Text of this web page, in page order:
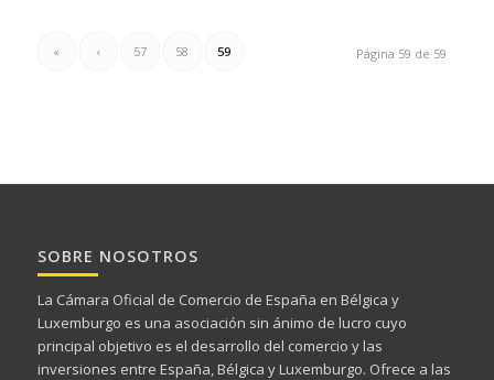
Página 59 de 59
« ‹ 57 58 59
SOBRE NOSOTROS
La Cámara Oficial de Comercio de España en Bélgica y
Luxemburgo es una asociación sin ánimo de lucro cuyo
principal objetivo es el desarrollo del comercio y las
inversiones entre España, Bélgica y Luxemburgo. Ofrece a las